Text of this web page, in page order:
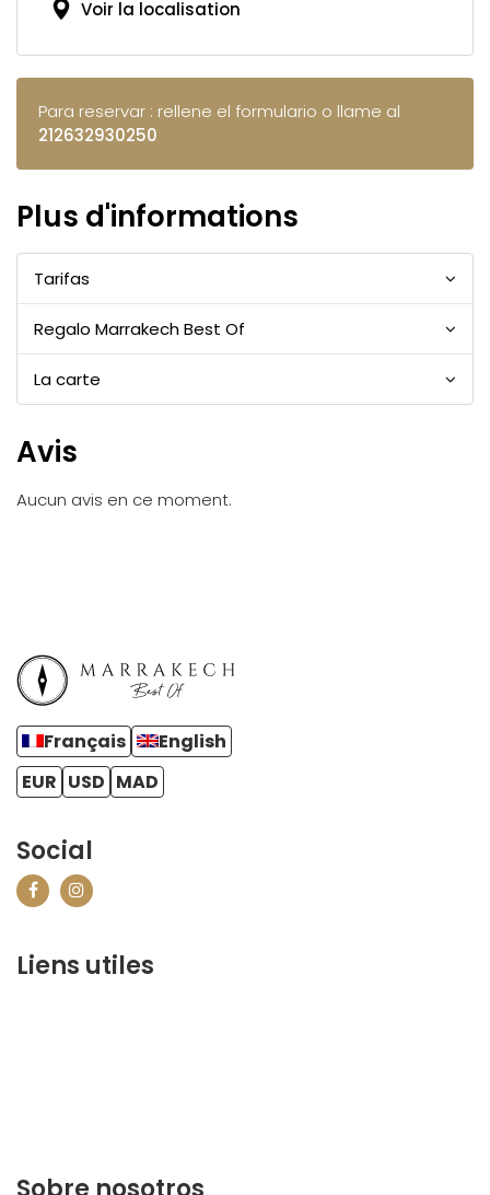
Voir la localisation
Para reservar : rellene el formulario o llame al
212632930250
Plus d'informations
Tarifas
Regalo Marrakech Best Of
La carte
Avis
Aucun avis en ce moment.
Français
English
EUR USD MAD
Social
Liens utiles